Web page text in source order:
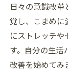
日々の意識改
覚し、こまめに
にストレッチ
す。自分の生活
改善を始めてみ